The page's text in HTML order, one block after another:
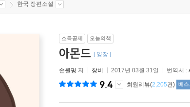
한국 장편소설
소득공제 오늘의책
아몬드 [ 양장 ]
손원평 저 창비 2017년 03월 31일 번역서 :
9.4 회원리뷰(2,205건) 베스